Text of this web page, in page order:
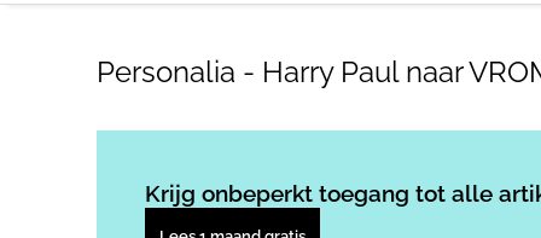
Personalia - Harry Paul naar
Krijg onbeperkt toegang tot alle